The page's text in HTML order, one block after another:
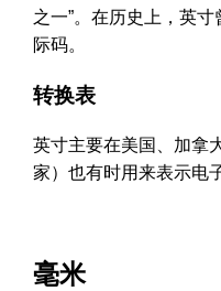
之一”。在历史上，英
际码。
转换表
英寸主要在美国、加拿
家）也有时用来表示电
毫米